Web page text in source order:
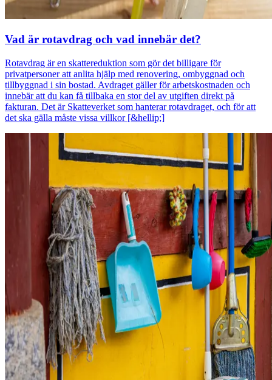
Vad är rotavdrag och vad innebär det?
Rotavdrag är en skattereduktion som gör det billigare för
privatpersoner att anlita hjälp med renovering, ombyggnad och
tillbyggnad i sin bostad. Avdraget gäller för arbetskostnaden och
innebär att du kan få tillbaka en stor del av utgiften direkt på
fakturan. Det är Skatteverket som hanterar rotavdraget, och för att
det ska gälla måste vissa villkor [&hellip;]